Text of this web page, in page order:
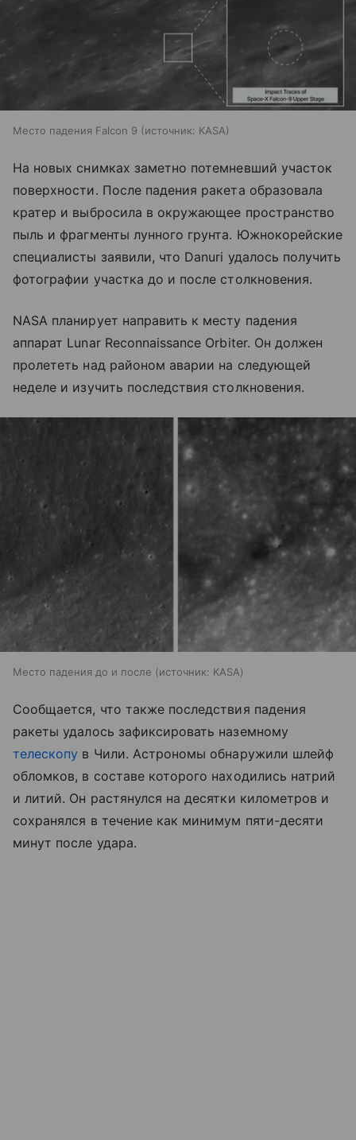
Место падения Falcon 9 источник: KASA
На новых снимках заметно потемневший участок
поверхности. После падения ракета образовала
кратер и выбросила в окружающее пространство
пыль и фрагменты лунного грунта. Южнокорейские
специалисты заявили, что Danuri удалось получить
фотографии участка до и после столкновения.
NASA планирует направить к месту падения
аппарат Lunar Reconnaissance Orbiter. Он должен
пролететь над районом аварии на следующей
неделе и изучить последствия столкновения.
Место падения до и после источник: KASA
Сообщается, что также последствия падения
ракеты удалось зафиксировать наземному
телескопу в Чили. Астрономы обнаружили шлейф
обломков, в составе которого находились натрий
и литий. Он растянулся на десятки километров и
сохранялся в течение как минимум пяти-десяти
минут после удара.